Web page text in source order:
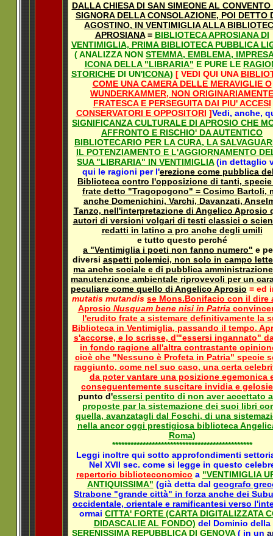
DALLA CHIESA DI SAN SIMEONE AL CONVENTO
SIGNORA DELLA CONSOLAZIONE, POI DETTO
AGOSTINO, IN VENTIMIGLIA ALLA
APROSIANA= BIBLIOTECA APROSIANA DI
VENTIMIGLIA, PRIMA BIBLIOTECA PUBBLICA
( ANALIZZA NON STEMMA, EMBLEMA,
ICONA DELLA "LIBRARIA" E PURE LE
STORICHEDI UN'ICONA) [ VEDI QUI UNA
COME UNA CAMERA DELLE MERAVIGLIE O
WUNDERKAMMER, NON ORIGINARIAMENTE
FRATESCA E PERSEGUITA DAI PIU' ACCESI
CONSERVATORI E OPPOSITORI ]Vedi, anche,
SIGNIFICANZA CULTURALE DI APROSIO CHE
AFFRONTO E RISCHIO' DA AUTENTICO
BIBLIOTECARIO PER LA CURA, LA
IL POTENZIAMENTO E L'AGGIORNAMENTO
SUA "LIBRARIA" IN VENTIMIGLIA(in dettaglio
qui le ragioni per l'erezione come pubblica
Biblioteca contro l'opposizione di tanti, specie
frate detto "Tragopogono" = Cosimo Bartoli,
anche Domenichini, Varchi, Davanzati,
Tanzo, nell'interpretazione di Angelico Aprosio
autori di versioni volgari di testi classici o
redatti in latino a pro anche degli umili
e tutto questo perché
a "Ventimiglia i poeti non fanno numero" e
diversi aspetti polemici, non solo in campo
ma anche sociale e di pubblica
manutenzione ambientale riprovevoli per un
peculiare come quello di Angelico Aprosio = ed
mutatis mutandis se Mons.Bonifacio con il dire
Aprosio Nusquam bene nisi in Patria
l'erudito frate a sistemare definitivamente la
Biblioteca in Ventimiglia, passando il tempo,
s'accorse, e lo scrisse, d'"essersi ingannato"
in fondo ragione all'altra contrastante
cioè che "Nessuno è Profeta in Patria" specie
raggiunto, come nel suo caso, una certa
da poter vantare una posizione egemonica
conseguentemente suscitare invidia e gelosie
punto d'essersi pentito di non aver accettato
proposte par la sistemazione dei suoi libri
quella, avanzatagli dal Foschi, di una
nella ancor oggi prestigiosa biblioteca
Roma)
**********************************************
Leggi inoltre qui sotto approfondimenti
Nel XVII sec. come si legge in questo
repertorio biblioteconomico a "VENTIMIGLIA
ANTIQUISSIMA" (già detta dal geografo
Strabone "grande città" in forza anche dei
occidentale, orientale e ramificantesi verso
ormai CITTA' FORTE (CARTA DIGITALIZZATA
DIDASCALIE AL FONDO) del Dominio della
SERENISSIMA REPUBBLICA DI GENOVA( in un